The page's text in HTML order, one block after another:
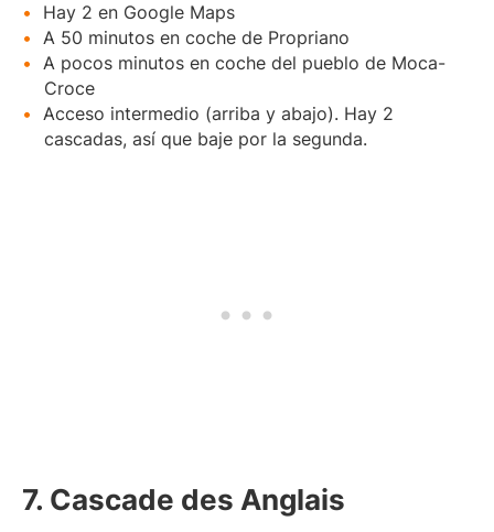
Hay 2 en Google Maps
A 50 minutos en coche de Propriano
A pocos minutos en coche del pueblo de Moca-
Croce
Acceso intermedio (arriba y abajo). Hay 2
cascadas, así que baje por la segunda.
7. Cascade des Anglais